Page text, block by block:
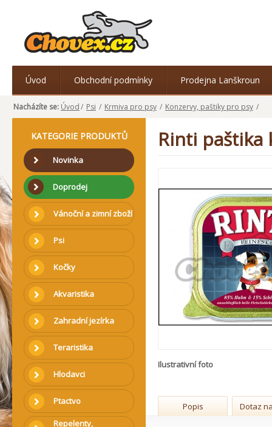
Úvod Obchodní podmínky Prodejna Lanškroun
Nacházíte se: Úvod/ Psi / Krmiva pro psy / Konzervy, paštiky pro psy /
KATEGORIE PRODUKTŮ
Novinka
Doprodej
Vánoční a zimní zboží
Psi
Kočky
Akvaristika
Zahradní jezírka
Teraristika
Hlodavci
Ptactvo
Repelenty,
Rinti paštika
Ilustrativní foto
Popis Dotaz